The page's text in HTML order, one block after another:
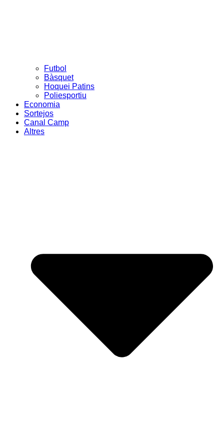
Futbol
Bàsquet
Hoquei Patins
Poliesportiu
Economia
Sortejos
Canal Camp
Altres